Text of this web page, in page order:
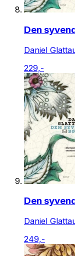
Den
Daniel
229,-
Den
Daniel
249,-